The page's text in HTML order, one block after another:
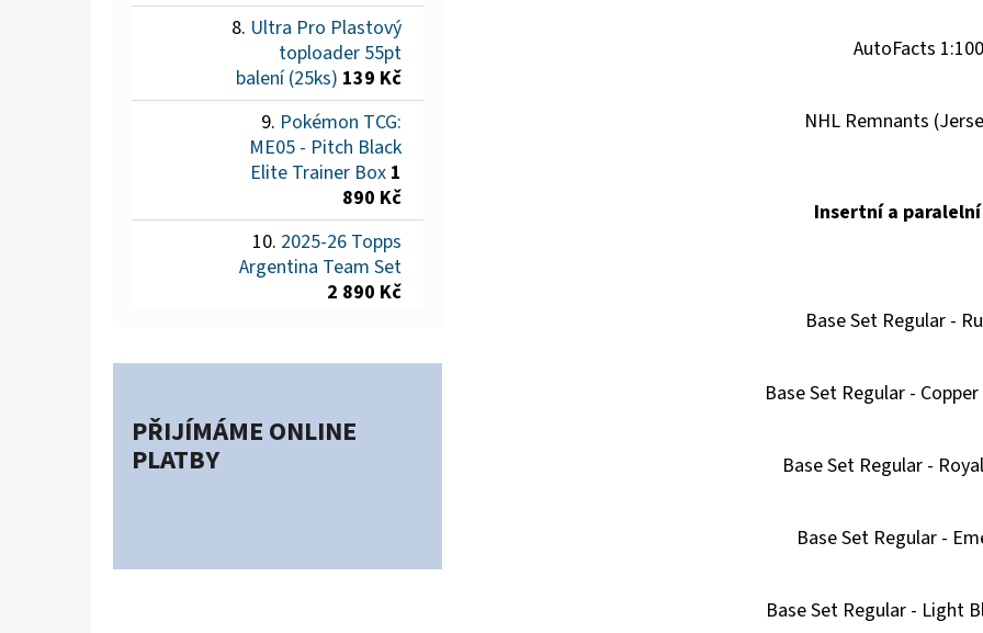
Ultra Pro Plastový
toploader 55pt
balení (25ks) 139 Kč
Pokémon TCG:
ME05 - Pitch Black
Elite Trainer Box 1
890 Kč
2025-26 Topps
Argentina Team Set
2 890 Kč
PŘIJÍMÁME ONLINE
PLATBY
AutoFacts
NHL Remnants
Insertní a
Base Set Regular -
Base Set Regular -
Base Set Regular -
Base Set Regular -
Base Set Regular - Light